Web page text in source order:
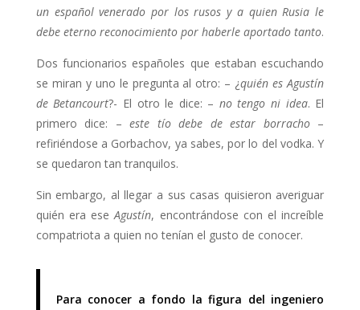
un español venerado por los rusos y a quien Rusia le
debe eterno reconocimiento por haberle aportado tanto.
Dos funcionarios españoles que estaban escuchando
se miran y uno le pregunta al otro: – ¿quién es Agustín
de Betancourt?- El otro le dice: – no tengo ni idea. El
primero dice: –este tío debe de estar borracho–
refiriéndose a Gorbachov, ya sabes, por lo del vodka. Y
se quedaron tan tranquilos.
Sin embargo, al llegar a sus casas quisieron averiguar
quién era eseAgustín, encontrándose con el increíble
compatriota a quien no tenían el gusto de conocer.
Para conocer a fondo la figura del ingeniero